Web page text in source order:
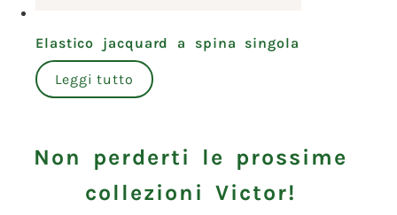
Elastico jacquard a spina singola
Leggi tutto
Non perderti le prossime
collezioni Victor!